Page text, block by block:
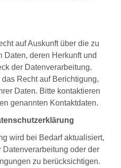
auf Auskunft über die zu
Daten, deren Herkunft und
der Datenverarbeitung.
Recht auf Berichtigung,
Daten. Bitte kontaktieren
genannten Kontaktdaten.
wird bei Bedarf aktualisiert,
oder der
zu berücksichtigen.